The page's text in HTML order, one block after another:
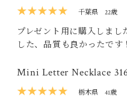
★★★★★
千葉県 22歳
プレゼント用に購入しまし
した、品質も良かったです！
Mini Letter Necklace
★★★★★
栃木県 41歳